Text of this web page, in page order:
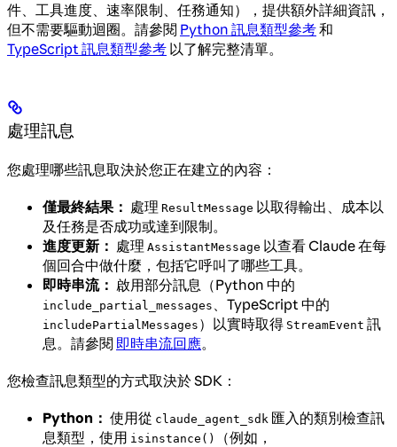
件、工具進度、速率限制、任務通知），提供額外詳細資訊，
但不需要驅動迴圈。請參閱 Python 訊息類型參考和
TypeScript 訊息類型參考 以了解完整清單。
處理訊息
您處理哪些訊息取決於您正在建立的內容：
僅最終結果： 處理 ResultMessage 以取得輸出、成本以
及任務是否成功或達到限制。
進度更新： 處理 AssistantMessage 以查看 Claude 在每
個回合中做什麼，包括它呼叫了哪些工具。
即時串流： 啟用部分訊息（Python 中的
include_partial_messages 、TypeScript 中的
includePartialMessages ）以實時取得 StreamEvent 訊
息。請參閱 即時串流回應。
您檢查訊息類型的方式取決於 SDK：
Python： 使用從 claude_agent_sdk 匯入的類別檢查訊
息類型，使用 isinstance() （例如，